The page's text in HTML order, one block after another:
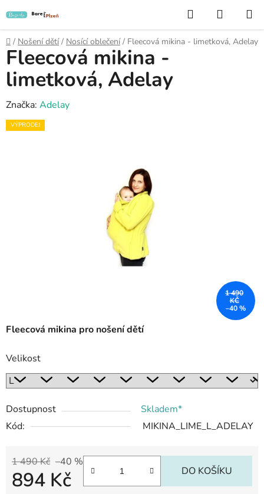
na
obsah
Hledat
KOŠÍK
Domů
/ Nošení dětí / Nosící oblečení / Fleecová mikina - limetková, Adelay
Fleecová mikina pro nošení dětí
Velikost
Dostupnost
Skladem*
Kód:
MIKINA_LIME_L_ADELAY
1 490 Kč –40 %
894 Kč DO KOŠÍKU
Fleecová mikina -
limetková, Adelay
Značka: Adelay
VÝPRODEJ
1 490
KČ
–40 %